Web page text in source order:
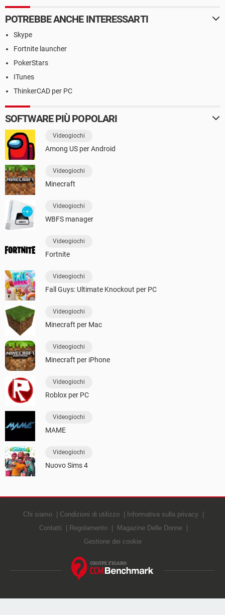
POTREBBE ANCHE INTERESSARTI
Skype
Fortnite launcher
PokerStars
ITunes
ThinkerCAD per PC
SOFTWARE PIÙ POPOLARI
Videogiochi
Among US per Android
Videogiochi
Minecraft
Videogiochi
WBFS manager
Videogiochi
Fortnite
Videogiochi
Fall Guys: Ultimate Knockout per PC
Videogiochi
Minecraft per Mac
Videogiochi
Minecraft per iPhone
Videogiochi
Roblox per PC
Videogiochi
MAME
Videogiochi
Nuovo Sims 4
Chi siamo Condizioni di utilizzo
Informativa sulla privacy
Contatti
Regolamento
Magazine Delle Donne
Gestione dei cookie